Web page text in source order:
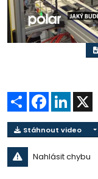
Sdílet Facebook
LinkedIn
Stáhnout video
Nahlásit chybu